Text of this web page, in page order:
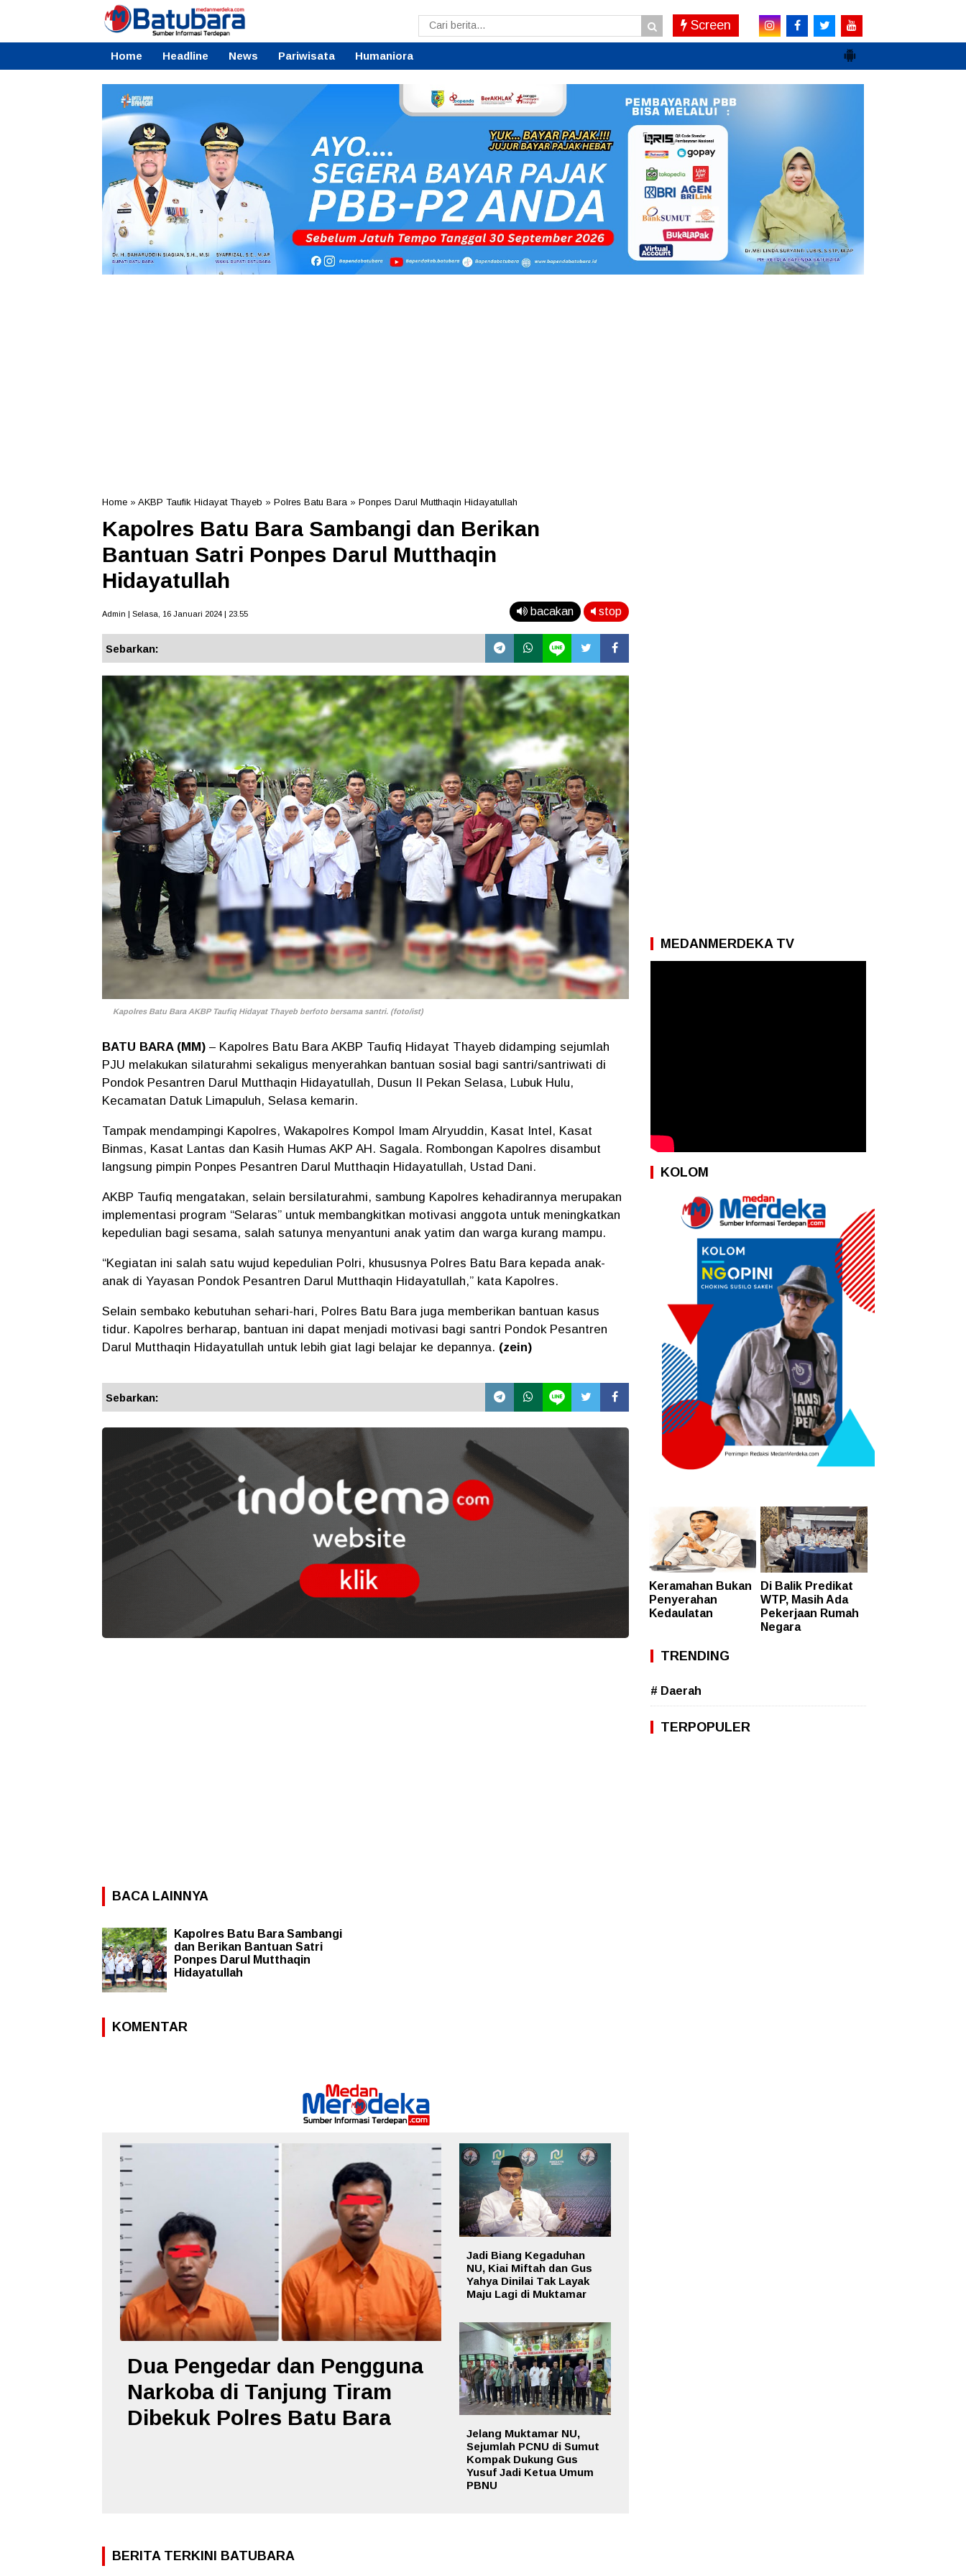
Screen
Home Headline News Pariwisata Humaniora
Home » AKBP Taufik Hidayat Thayeb » Polres Batu Bara » Ponpes Darul Mutthaqin Hidayatullah
Kapolres Batu Bara Sambangi dan Berikan
Bantuan Satri Ponpes Darul Mutthaqin
Hidayatullah
Admin | Selasa, 16 Januari 2024 | 23.55 bacakan stop
Sebarkan:
Kapolres Batu Bara AKBP Taufiq Hidayat Thayeb berfoto bersama santri. (foto/ist)
BATU BARA (MM) – Kapolres Batu Bara AKBP Taufiq Hidayat Thayeb didamping sejumlah
PJU melakukan silaturahmi sekaligus menyerahkan bantuan sosial bagi santri/santriwati di
Pondok Pesantren Darul Mutthaqin Hidayatullah, Dusun II Pekan Selasa, Lubuk Hulu,
Kecamatan Datuk Limapuluh, Selasa kemarin.
Tampak mendampingi Kapolres, Wakapolres Kompol Imam Alryuddin, Kasat Intel, Kasat
Binmas, Kasat Lantas dan Kasih Humas AKP AH. Sagala. Rombongan Kapolres disambut
langsung pimpin Ponpes Pesantren Darul Mutthaqin Hidayatullah, Ustad Dani.
AKBP Taufiq mengatakan, selain bersilaturahmi, sambung Kapolres kehadirannya merupakan
implementasi program “Selaras” untuk membangkitkan motivasi anggota untuk meningkatkan
kepedulian bagi sesama, salah satunya menyantuni anak yatim dan warga kurang mampu.
“Kegiatan ini salah satu wujud kepedulian Polri, khususnya Polres Batu Bara kepada anak-
anak di Yayasan Pondok Pesantren Darul Mutthaqin Hidayatullah,” kata Kapolres.
Selain sembako kebutuhan sehari-hari, Polres Batu Bara juga memberikan bantuan kasus
tidur. Kapolres berharap, bantuan ini dapat menjadi motivasi bagi santri Pondok Pesantren
Darul Mutthaqin Hidayatullah untuk lebih giat lagi belajar ke depannya. (zein)
Sebarkan:
BACA LAINNYA
Kapolres Batu Bara Sambangi
dan Berikan Bantuan Satri
Ponpes Darul Mutthaqin
Hidayatullah
KOMENTAR
Dua Pengedar dan Pengguna
Narkoba di Tanjung Tiram
Dibekuk Polres Batu Bara
Jadi Biang Kegaduhan
NU, Kiai Miftah dan Gus
Yahya Dinilai Tak Layak
Maju Lagi di Muktamar
Jelang Muktamar NU,
Sejumlah PCNU di Sumut
Kompak Dukung Gus
Yusuf Jadi Ketua Umum
PBNU
BERITA TERKINI BATUBARA
MEDANMERDEKA TV
KOLOM
Keramahan Bukan
Penyerahan
Kedaulatan
Di Balik Predikat
WTP, Masih Ada
Pekerjaan Rumah
Negara
TRENDING
# Daerah
TERPOPULER